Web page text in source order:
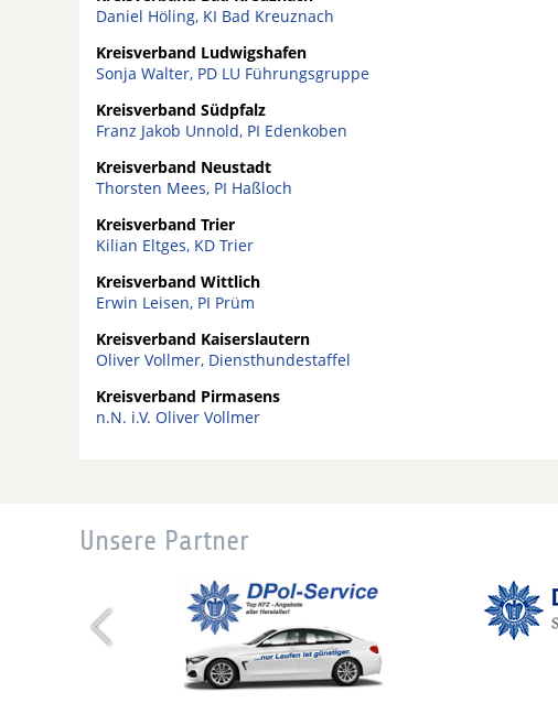
Daniel Höling, KI Bad Kreuznach
Kreisverband Ludwigshafen
Sonja Walter, PD LU Führungsgruppe
Kreisverband Südpfalz
Franz Jakob Unnold, PI Edenkoben
Kreisverband Neustadt
Thorsten Mees, PI Haßloch
Kreisverband Trier
Kilian Eltges, KD Trier
Kreisverband Wittlich
Erwin Leisen, PI Prüm
Kreisverband Kaiserslautern
Oliver Vollmer, Diensthundestaffel
Kreisverband Pirmasens
n.N. i.V. Oliver Vollmer
Unsere Partner